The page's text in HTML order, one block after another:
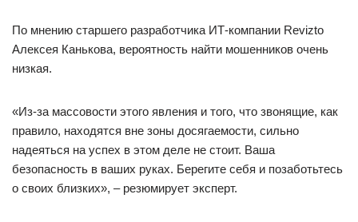
По мнению старшего разработчика ИТ-компании Revizto
Алексея Канькова, вероятность найти мошенников очень
низкая.
«Из-за массовости этого явления и того, что звонящие, как
правило, находятся вне зоны досягаемости, сильно
надеяться на успех в этом деле не стоит. Ваша
безопасность в ваших руках. Берегите себя и позаботьтесь
о своих близких», – резюмирует эксперт.